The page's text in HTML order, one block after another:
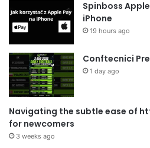
Spinboss
iPhone
19 hours ago
Conftecnici
1 day ago
Navigating the subtle ease of
for newcomers
3 weeks ago